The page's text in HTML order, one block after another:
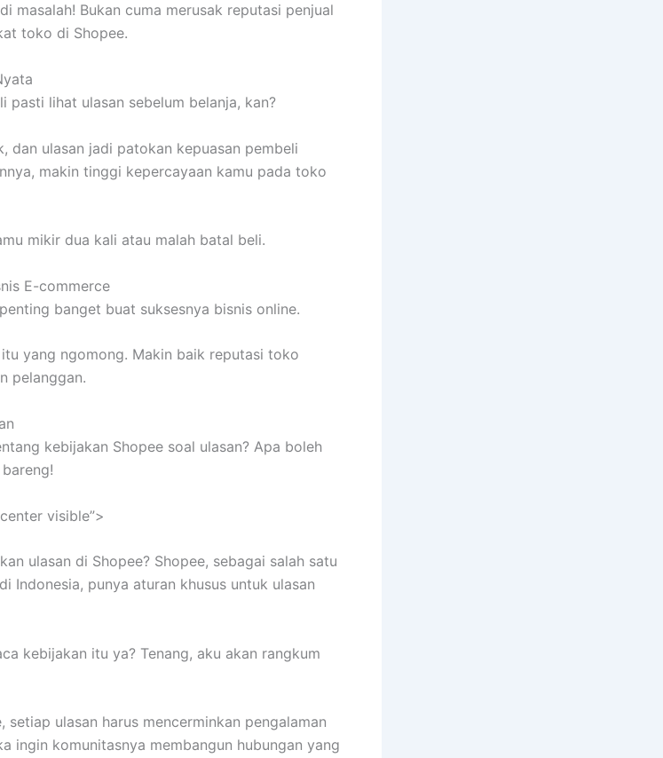
masalah! Bukan cuma merusak reputasi penjual
toko di Shopee.
pasti lihat ulasan sebelum belanja, kan?
dan ulasan jadi patokan kepuasan pembeli
makin tinggi kepercayaan kamu pada toko
mikir dua kali atau malah batal beli.
E-commerce
banget buat suksesnya bisnis online.
yang ngomong. Makin baik reputasi toko
pelanggan.
kebijakan Shopee soal ulasan? Apa boleh
visible”>
ulasan di Shopee? Shopee, sebagai salah satu
Indonesia, punya aturan khusus untuk ulasan
kebijakan itu ya? Tenang, aku akan rangkum
setiap ulasan harus mencerminkan pengalaman
ingin komunitasnya membangun hubungan yang